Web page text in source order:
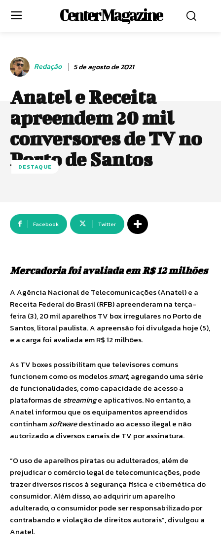
Center Magazine
Redação 5 de agosto de 2021
Anatel e Receita
apreendem 20 mil
conversores de TV no
Porto de Santos
DESTAQUE
Facebook Twitter
Mercadoria foi avaliada em R$ 12 milhões
A Agência Nacional de Telecomunicações (Anatel) e a
Receita Federal do Brasil (RFB) apreenderam na terça-
feira (3), 20 mil aparelhos TV box irregulares no Porto de
Santos, litoral paulista. A apreensão foi divulgada hoje (5),
e a carga foi avaliada em R$ 12 milhões.
As TV boxes possibilitam que televisores comuns
funcionem como os modelossmart, agregando uma série
de funcionalidades, como capacidade de acesso a
plataformas de streaminge aplicativos. No entanto, a
Anatel informou que os equipamentos apreendidos
continhamsoftwaredestinado ao acesso ilegal e não
autorizado a diversos canais de TV por assinatura.
“O uso de aparelhos piratas ou adulterados, além de
prejudicar o comércio legal de telecomunicações, pode
trazer diversos riscos à segurança física e cibernética do
consumidor. Além disso, ao adquirir um aparelho
adulterado, o consumidor pode ser responsabilizado por
contrabando e violação de direitos autorais”, divulgou a
Anatel.